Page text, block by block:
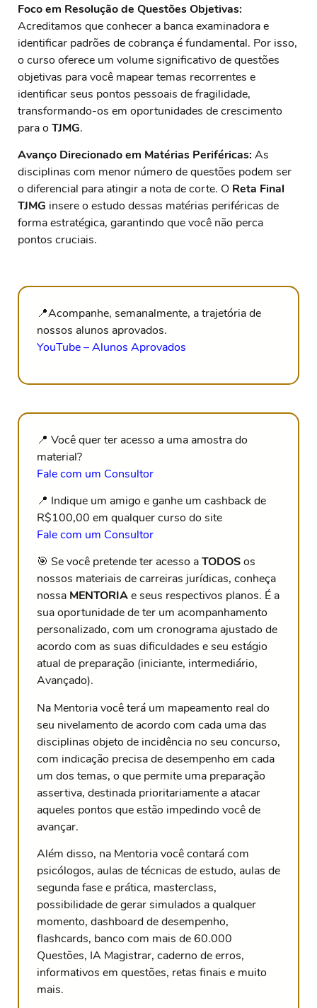
Foco em Resolução de Questões Objetivas:
Acreditamos que conhecer a banca examinadora e
identificar padrões de cobrança é fundamental. Por isso,
o curso oferece um volume significativo de questões
objetivas para você mapear temas recorrentes e
identificar seus pontos pessoais de fragilidade,
transformando-os em oportunidades de crescimento
para o TJMG.
Avanço Direcionado em Matérias Periféricas: As
disciplinas com menor número de questões podem ser
o diferencial para atingir a nota de corte. O Reta Final
TJMG insere o estudo dessas matérias periféricas de
forma estratégica, garantindo que você não perca
pontos cruciais.
📍Acompanhe, semanalmente, a trajetória de
nossos alunos aprovados.
YouTube – Alunos Aprovados
📍 Você quer ter acesso a uma amostra do
material?
Fale com um Consultor
📍 Indique um amigo e ganhe um cashback de
R$100,00 em qualquer curso do site
Fale com um Consultor
🎯 Se você pretende ter acesso aTODOSos
nossos materiais de carreiras jurídicas, conheça
nossa MENTORIAe seus respectivos planos. É a
sua oportunidade de ter um acompanhamento
personalizado, com um cronograma ajustado de
acordo com as suas dificuldades e seu estágio
atual de preparação (iniciante, intermediário,
Avançado).
Na Mentoria você terá um mapeamento real do
seu nivelamento de acordo com cada uma das
disciplinas objeto de incidência no seu concurso,
com indicação precisa de desempenho em cada
um dos temas, o que permite uma preparação
assertiva, destinada prioritariamente a atacar
aqueles pontos que estão impedindo você de
avançar.
Além disso, na Mentoria você contará com
psicólogos, aulas de técnicas de estudo, aulas de
segunda fase e prática, masterclass,
possibilidade de gerar simulados a qualquer
momento, dashboard de desempenho,
flashcards, banco com mais de 60.000
Questões, IA Magistrar, caderno de erros,
informativos em questões, retas finais e muito
mais.